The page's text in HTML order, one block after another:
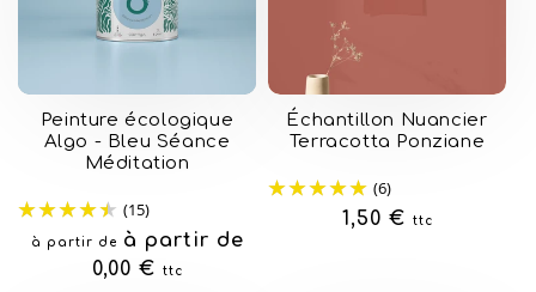
Peinture écologique
Algo - Bleu Séance
Méditation
(15)
Prix
habituel
à partir de
à partir de
0,00 €
ttc
Échantillon Nuancier
Terracotta Ponziane
(6)
Prix
1,50 € ttc